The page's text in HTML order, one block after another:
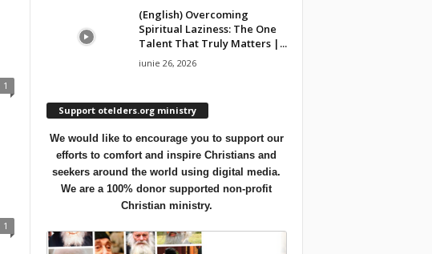
1
1
(English) Overcoming
Spiritual Laziness: The One
Talent That Truly Matters |...
iunie 26, 2026
Support otelders.org ministry
We would like to encourage you to support our
efforts to comfort and inspire Christians and
seekers around the world using digital media.
We are a 100% donor supported non-profit
Christian ministry.